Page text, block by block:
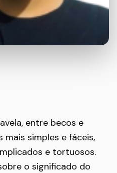
entre becos e
mais simples e fáceis,
e tortuosos.
o significado do